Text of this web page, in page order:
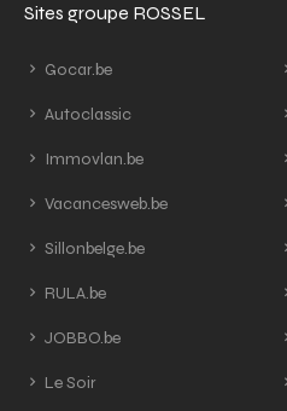
Sites groupe ROSSEL
Gocar.be
Autoclassic
Immovlan.be
Vacancesweb.be
Sillonbelge.be
RULA.be
JOBBO.be
Le Soir